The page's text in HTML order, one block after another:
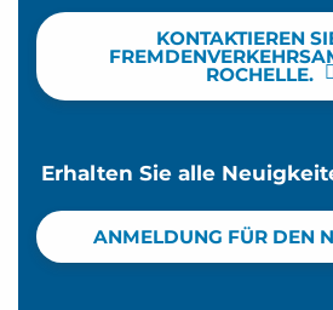
KONTAKTIEREN
ROCHELLE.
Erhalten Sie alle
ANMELDUNG FÜR DEN